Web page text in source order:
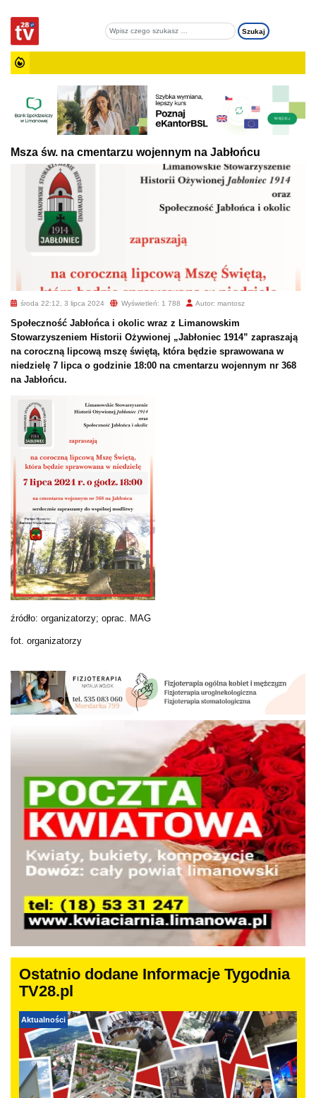
Msza św. na cmentarzu wojennym na Jabłońcu
środa 22:12, 3 lipca 2024 Wyświetleń: 1 788 Autor: mantosz
Społeczność Jabłońca i okolic wraz z Limanowskim
Stowarzyszeniem Historii Ożywionej „Jabłoniec 1914” zapraszają
na coroczną lipcową mszę świętą, która będzie sprawowana w
niedzielę 7 lipca o godzinie 18:00 na cmentarzu wojennym nr 368
na Jabłońcu.
źródło: organizatorzy; oprac. MAG
fot. organizatorzy
Ostatnio dodane Informacje Tygodnia
TV28.pl
Aktualności